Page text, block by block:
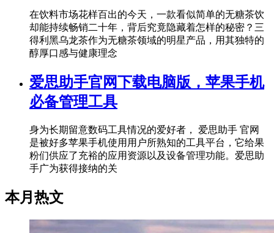
在饮料市场花样百出的今天，一款看似简单的无糖茶饮
却能持续畅销二十年，背后究竟隐藏着怎样的秘密？三
得利黑乌龙茶作为无糖茶领域的明星产品，用其独特的
醇厚口感与健康理念
爱思助手官网下载电脑版，苹果手机
必备管理工具
身为长期留意数码工具情况的爱好者， 爱思助手 官网
是被好多苹果手机使用用户所熟知的工具平台，它给果
粉们供应了充裕的应用资源以及设备管理功能。爱思助
手广为获得接纳的关
本月热文